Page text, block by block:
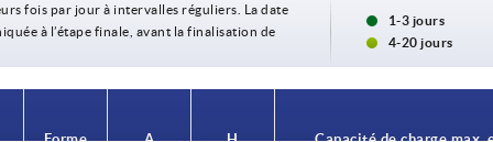
94
fois par jour à intervalles réguliers. La date
à l’étape finale, avant la finalisation de
1-3 jours
4-20 jours